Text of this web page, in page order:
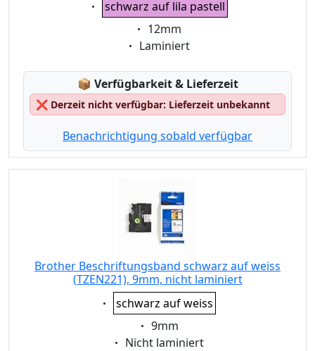
schwarz auf lila pastell
Eigenschaft:
12mm
Eigenschaft:
Laminiert
📦 Lagerstatus:
Verfügbarkeit & Lieferzeit
❌ Derzeit nicht verfügbar: Lieferzeit unbekannt
Benachrichtigung sobald verfügbar
Brother Beschriftungsband schwarz auf weiss
(TZEN221), 9mm, nicht laminiert
Eigenschaft:
schwarz auf weiss
Eigenschaft:
9mm
Eigenschaft:
Nicht laminiert